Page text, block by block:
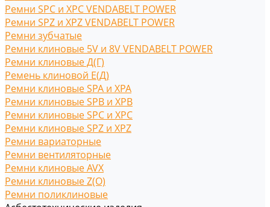
Ремни SPC и XPC VENDABELT POWER
Ремни SPZ и XPZ VENDABELT POWER
Ремни зубчатые
Ремни клиновые 5V и 8V VENDABELT POWER
Ремни клиновые Д(Г)
Ремень клиновой Е(Д)
Ремни клиновые SPA и XPA
Ремни клиновые SPB и XPB
Ремни клиновые SPC и XPC
Ремни клиновые SPZ и XPZ
Ремни вариаторные
Ремни вентиляторные
Ремни клиновые AVX
Ремни клиновые Z(O)
Ремни поликлиновые